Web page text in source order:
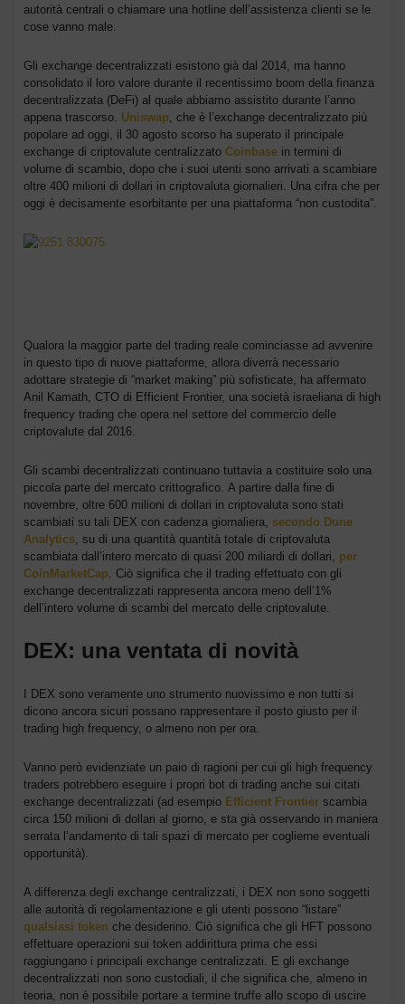
autorità centrali o chiamare una hotline dell’assistenza clienti se le
cose vanno male.
Gli exchange decentralizzati esistono già dal 2014, ma hanno
consolidato il loro valore durante il recentissimo boom della finanza
decentralizzata (DeFi) al quale abbiamo assistito durante l’anno
appena trascorso. Uniswap, che è l’exchange decentralizzato più
popolare ad oggi, il 30 agosto scorso ha superato il principale
exchange di criptovalute centralizzato Coinbase in termini di
volume di scambio, dopo che i suoi utenti sono arrivati a scambiare
oltre 400 milioni di dollari in criptovaluta giornalieri. Una cifra che per
oggi è decisamente esorbitante per una piattaforma “non custodita”.
Qualora la maggior parte del trading reale cominciasse ad avvenire
in questo tipo di nuove piattaforme, allora diverrà necessario
adottare strategie di “market making” più sofisticate, ha affermato
Anil Kamath, CTO di Efficient Frontier, una società israeliana di high
frequency trading che opera nel settore del commercio delle
criptovalute dal 2016.
Gli scambi decentralizzati continuano tuttavia a costituire solo una
piccola parte del mercato crittografico. A partire dalla fine di
novembre, oltre 600 milioni di dollari in criptovaluta sono stati
scambiati su tali DEX con cadenza giornaliera, secondo Dune
Analytics, su di una quantità quantità totale di criptovaluta
scambiata dall’intero mercato di quasi 200 miliardi di dollari, per
CoinMarketCap. Ciò significa che il trading effettuato con gli
exchange decentralizzati rappresenta ancora meno dell’1%
dell’intero volume di scambi del mercato delle criptovalute.
DEX: una ventata di novità
I DEX sono veramente uno strumento nuovissimo e non tutti si
dicono ancora sicuri possano rappresentare il posto giusto per il
trading high frequency, o almeno non per ora.
Vanno però evidenziate un paio di ragioni per cui gli high frequency
traders potrebbero eseguire i propri bot di trading anche sui citati
exchange decentralizzati (ad esempio Efficient Frontier scambia
circa 150 milioni di dollari al giorno, e sta già osservando in maniera
serrata l’andamento di tali spazi di mercato per coglierne eventuali
opportunità).
A differenza degli exchange centralizzati, i DEX non sono soggetti
alle autorità di regolamentazione e gli utenti possono “listare”
qualsiasi token che desiderino. Ciò significa che gli HFT possono
effettuare operazioni sui token addirittura prima che essi
raggiungano i principali exchange centralizzati. E gli exchange
decentralizzati non sono custodiali, il che significa che, almeno in
teoria, non è possibile portare a termine truffe allo scopo di uscire